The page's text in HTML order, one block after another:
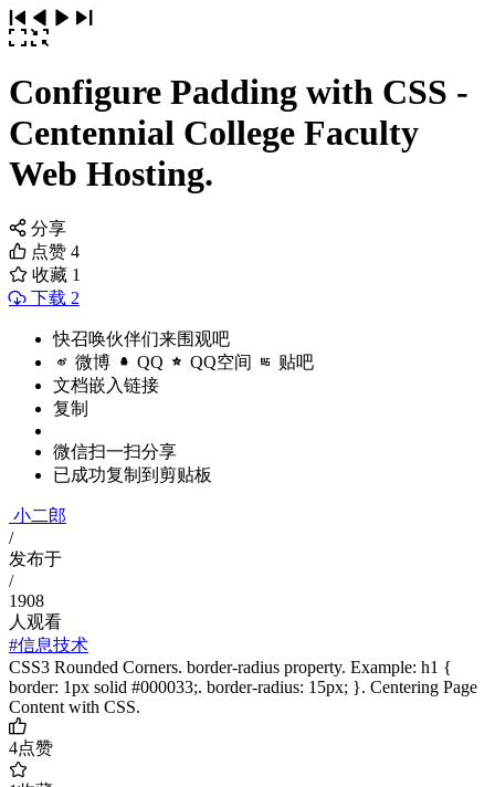
Configure Padding with CSS -
Centennial College Faculty
Web Hosting.
分享
点赞 4
收藏 1
下载 2
快召唤伙伴们来围观吧
微博 QQ QQ空间 贴吧
文档嵌入链接
复制
微信扫一扫分享
已成功复制到剪贴板
小二郎
/
发布于
/
1908
人观看
#信息技术
CSS3 Rounded Corners. border-radius property. Example: h1 {
border: 1px solid #000033;. border-radius: 15px; }. Centering Page
Content with CSS.
4点赞